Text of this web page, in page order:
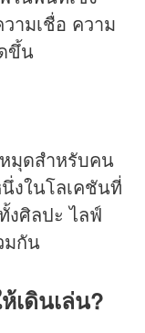
ามเชื่อ ความ
ขึ้น
มุดสำหรับคน
งในโลเคชันที่
งศิลปะ ไลฟ์
มกัน
เดินเล่น?